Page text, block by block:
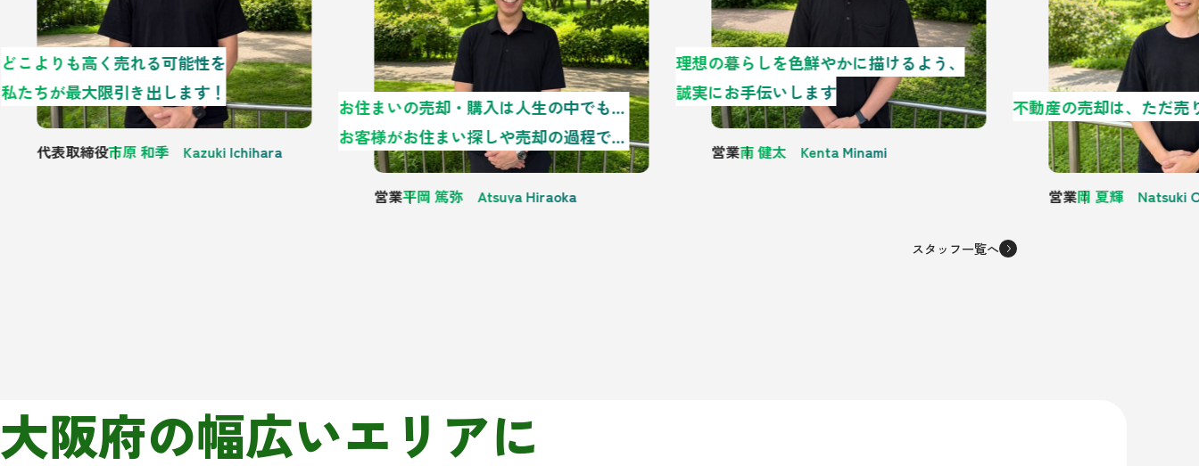
代表取締役市原 和季 Kazuki Ichihara
こよりも高く売れる可能性を
たちが最大限引き出します！
営業平岡 篤弥 Atsuya Hiraoka
お住まいの売却・購入は人生の中でもとても大きな出来事であり、誰もが失敗したくないという思いを持っていると思います。私たちは、お客様が「この決断をしてよかった」と言っていただけるように全力でサポートさせていただきます。
お客様がお住まい探しや売却の過程でお悩みを抱えられたときに、気兼ねなく相談できる相手となることが私たちの仕事になります。…
営業南 健太 Kenta Minami
理想の暮らしを色鮮やかに描けるよう、
誠実にお手伝いします
営業岡 夏輝 Natsuki
スタッフ一覧へ
大阪府の幅広いエリアに